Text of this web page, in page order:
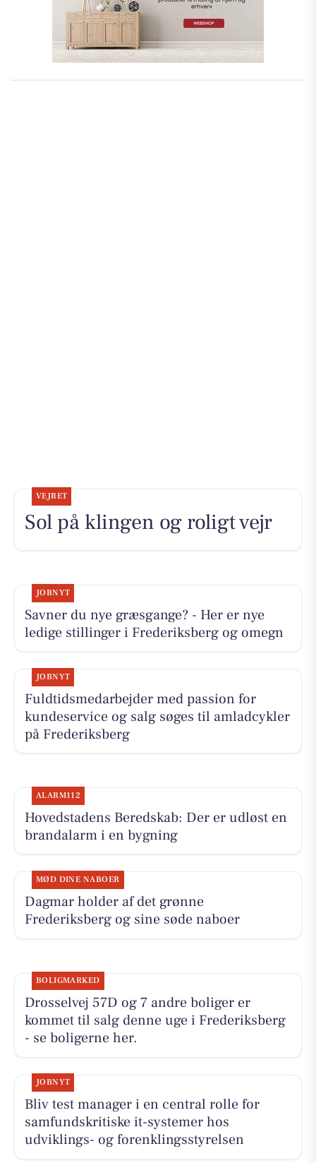
VEJRET
Sol på klingen og roligt vejr
JOBNYT
Savner du nye græsgange? - Her er nye
ledige stillinger i Frederiksberg og omegn
JOBNYT
Fuldtidsmedarbejder med passion for
kundeservice og salg søges til amladcykler
på Frederiksberg
ALARM112
Hovedstadens Beredskab: Der er udløst en
brandalarm i en bygning
MØD DINE NABOER
Dagmar holder af det grønne
Frederiksberg og sine søde naboer
BOLIGMARKED
Drosselvej 57D og 7 andre boliger er
kommet til salg denne uge i Frederiksberg
- se boligerne her.
JOBNYT
Bliv test manager i en central rolle for
samfundskritiske it-systemer hos
udviklings- og forenklingsstyrelsen